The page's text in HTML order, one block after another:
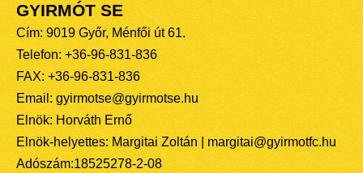
GYIRMÓT SE
Cím: 9019 Győr, Ménfői út 61.
Telefon: +36-96-831-836
FAX: +36-96-831-836
Email: gyirmotse@gyirmotse.hu
Elnök: Horváth Ernő
Elnök-helyettes: Margitai Zoltán | margitai@gyirmotfc.hu
Adószám:18525278-2-08